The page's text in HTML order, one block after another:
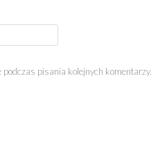
pisania kolejnych komentarzy.